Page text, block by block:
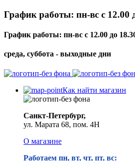
График работы: пн-вс с 12.00
График работы: пн-вс с 12.00 до
среда, суббота - выходные дни
Как найти магазин
Санкт-Петербург,
ул. Марата 68, пом. 4Н
О магазине
Работаем пн, вт, чт, пт, вс: